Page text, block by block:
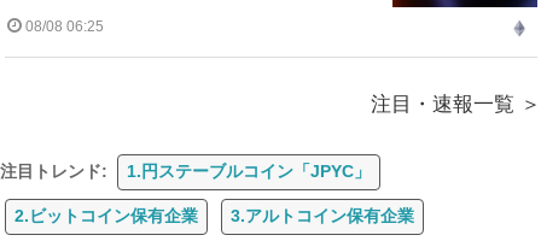
08/08 06:25
注目・速報一覧
注目トレンド: 1.円ステーブルコイン「JPYC」
2.ビットコイン保有企業 3.アルトコイン保有企業